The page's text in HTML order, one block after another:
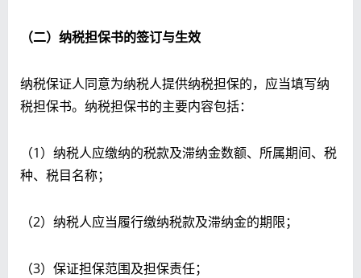
（二）纳税担保书的签订与生效
纳税保证人同意为纳税人提供纳税担保的，应当填写纳
税担保书。纳税担保书的主要内容包括：
（1）纳税人应缴纳的税款及滞纳金数额、所属期间、税
种、税目名称；
（2）纳税人应当履行缴纳税款及滞纳金的期限；
（3）保证担保范围及担保责任；